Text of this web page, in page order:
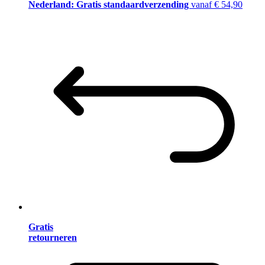
Nederland: Gratis standaardverzending vanaf € 54,90
Gratis
retourneren